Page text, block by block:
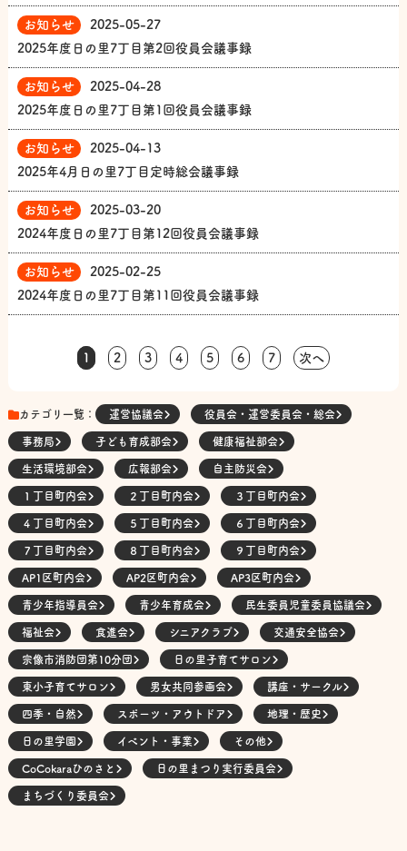
お知らせ
2025-05-27
2025年度日の里7丁目第2回役員会議事録
お知らせ
2025-04-28
2025年度日の里7丁目第1回役員会議事録
お知らせ
2025-04-13
2025年4月日の里7丁目定時総会議事録
お知らせ
2025-03-20
2024年度日の里7丁目第12回役員会議事録
お知らせ
2025-02-25
2024年度日の里7丁目第11回役員会議事録
1 2 3 4 5 6 7 次へ
カテゴリ一覧： 運営協議会 役員会・運営委員会・総会
事務局 子ども育成部会 健康福祉部会
生活環境部会 広報部会 自主防災会
１丁目町内会 ２丁目町内会 ３丁目町内会
４丁目町内会 ５丁目町内会 ６丁目町内会
７丁目町内会 ８丁目町内会 ９丁目町内会
AP1区町内会 AP2区町内会 AP3区町内会
青少年指導員会 青少年育成会 民生委員児童委員協議会
福祉会 食進会 シニアクラブ 交通安全協会
宗像市消防団第10分団 日の里子育てサロン
東小子育てサロン 男女共同参画会 講座・サークル
四季・自然 スポーツ・アウトドア 地理・歴史
日の里学園 イベント・事業 その他
CoCokaraひのさと 日の里まつり実行委員会
まちづくり委員会